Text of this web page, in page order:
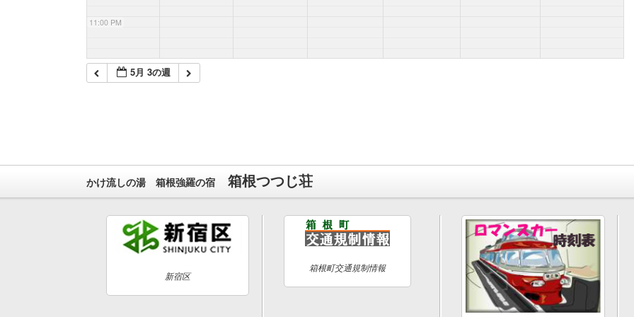
11:00 PM
5月 3の週
かけ流しの湯 箱根強羅の宿 箱根つつじ荘
新宿区
箱根町交通規制情報